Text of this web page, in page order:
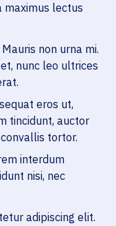
maximus lectus
non urna mi.
nunc leo ultrices
eros ut,
tincidunt, auctor
tortor.
interdum
nisi, nec
adipiscing elit.